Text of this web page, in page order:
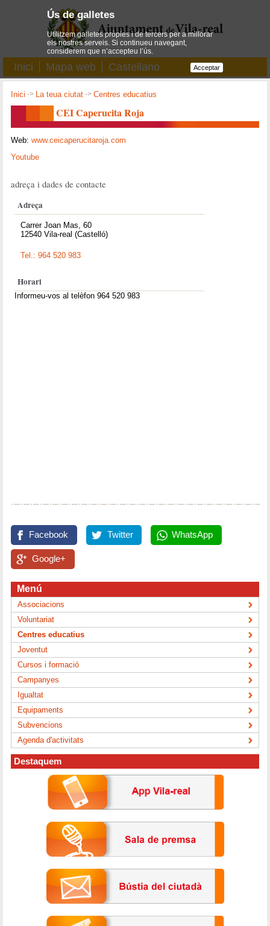
Inici Mapa web Castellano
Inici -> La teua ciutat ->Centres educatius
CEI Caperucita Roja
Web:www.ceicaperucitaroja.com
Youtube
adreça i dades de contacte
Adreça
Carrer Joan Mas, 60
12540 Vila-real (Castelló)
Tel.: 964 520 983
Horari
Informeu-vos al telèfon 964 520 983
Facebook Twitter WhatsApp
Google+
Menú
Associacions
Voluntariat
Centres educatius
Joventut
Cursos i formació
Campanyes
Igualtat
Equipaments
Subvencions
Agenda d'activitats
Destaquem
Ús de galletes
Utilitzem galletes pròpies i de tercers per a millorar
els nostres serveis. Si continueu navegant,
considerem que n’accepteu l’ús.
Acceptar